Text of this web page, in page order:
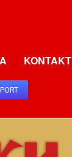
KONTAKT